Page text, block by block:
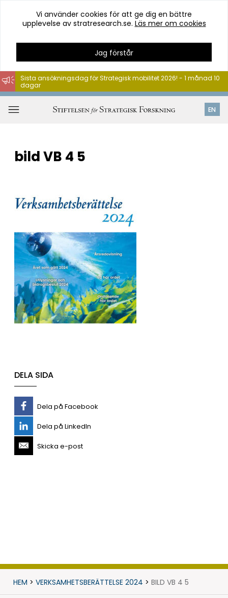
Hoppa
till
innehåll
Vi använder cookies för att ge dig en bättre
upplevelse av stratresearch.se. Läs mer om cookies
Jag förstår
EN
Sista ansökningsdag för Strategisk mobilitet 2026! - 1 månad 10
dagar
bild VB 4 5
DELA SIDA
Dela på Facebook
Dela på LinkedIn
Skicka e-post
HEM > VERKSAMHETSBERÄTTELSE 2024 > BILD VB 4 5